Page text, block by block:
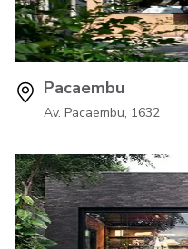
Pacaembu
Av. Pacaembu, 1632